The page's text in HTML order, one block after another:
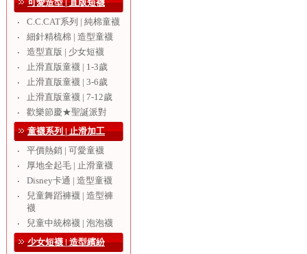
可愛造型 | 直版短襪
‧
C.C.CAT系列 | 純棉童襪
‧
細針精梳棉 | 造型童襪
‧
造型直版 | 少女短襪
‧
止滑直版童襪 | 1-3歲
‧
止滑直版童襪 | 3-6歲
‧
止滑直版童襪 | 7-12歲
‧
歡樂節慶★聖誕派對
童襪系列 | 止滑加工
‧
平價熱銷 | 可愛童襪
‧
厚地全起毛 | 止滑童襪
‧
Disney卡通 | 造型童襪
‧
兒童舞蹈褲襪 | 造型褲
襪
‧
兒童中統棉襪 | 泡泡襪
少女短襪 | 造型繽紛